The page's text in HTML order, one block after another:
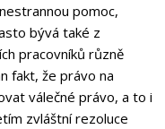
pomoc,
bývá také z
pracovníků různě
fakt, že právo na
válečné právo, a to i
zvláštní rezoluce